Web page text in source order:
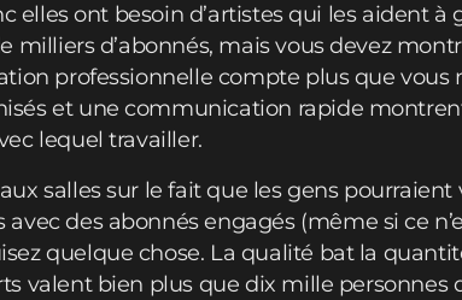
elles ont besoin d’artistes qui les aident à
milliers d’abonnés, mais vous devez
professionnelle compte plus que vous
et une communication rapide
lequel travailler.
salles sur le fait que les gens pourraient
des abonnés engagés (même si ce
quelque chose. La qualité bat la
valent bien plus que dix mille personnes